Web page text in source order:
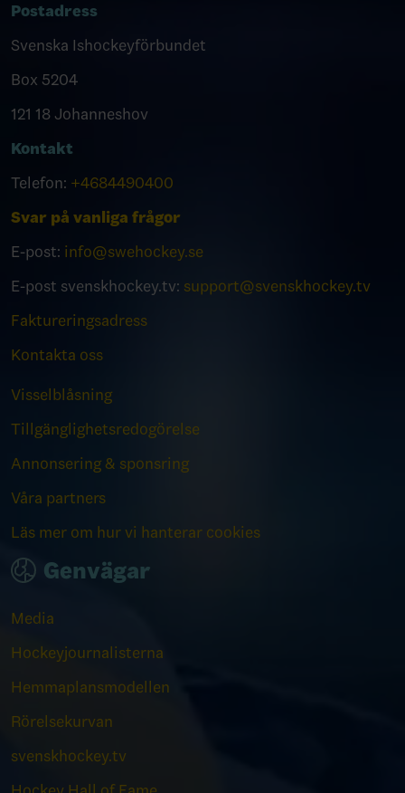
Postadress
Svenska Ishockeyförbundet
Box 5204
121 18 Johanneshov
Kontakt
Telefon: +4684490400
Svar på vanliga frågor
E-post: info@swehockey.se
E-post svenskhockey.tv: support@svenskhockey.tv
Faktureringsadress
Kontakta oss
Visselblåsning
Tillgänglighetsredogörelse
Annonsering & sponsring
Våra partners
Läs mer om hur vi hanterar cookies
Genvägar
Media
Hockeyjournalisterna
Hemmaplansmodellen
Rörelsekurvan
svenskhockey.tv